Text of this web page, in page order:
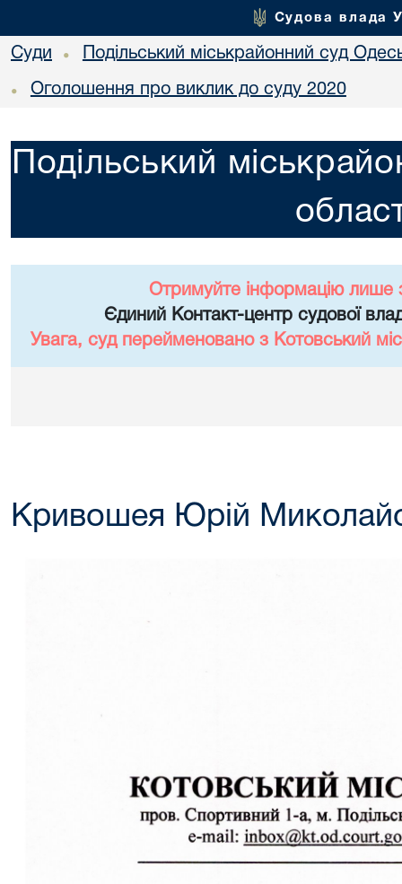
Судова влада
Суди • Подільський міськрайонний суд
• Оголошення про виклик до суду 2020
Подільський
Отримуйте інформацію лише
Єдиний Контакт-центр судової
Увага, суд перейменовано з Котовський
Кривошея Юрій